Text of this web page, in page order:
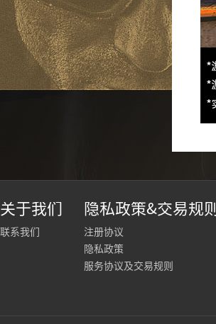
关于我们
联系我们
隐私政策&交易规则
注册协议
隐私政策
服务协议及交易规则